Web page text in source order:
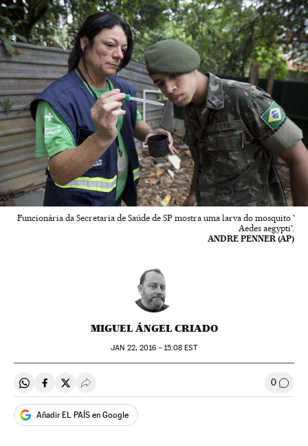
Funcionária da Secretaria de Saúde de SP mostra uma larva do mosquito '
Aedes aegypti'.
ANDRE PENNER (AP)
MIGUEL ÁNGEL CRIADO
JAN 22, 2016 - 15:08 EST
Compartir en Whatsapp
Compartir en Facebook
Compartir en Twitter
Desplegar Redes Sociales 0
Añadir EL PAÍS en Google